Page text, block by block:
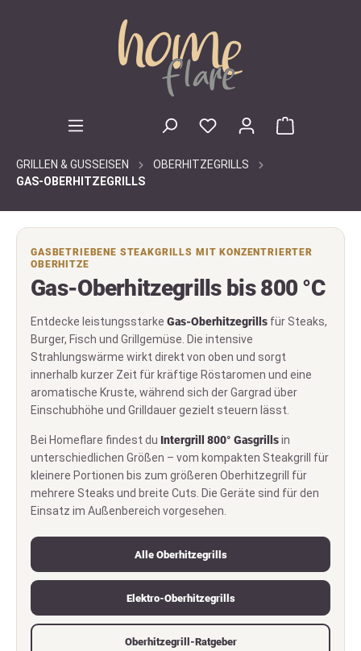
GRILLEN & GUSSEISEN
OBERHITZEGRILLS
GAS-OBERHITZEGRILLS
GASBETRIEBENE STEAKGRILLS MIT KONZENTRIERTER
OBERHITZE
Gas-Oberhitzegrills bis 800 °C
Entdecke leistungsstarke Gas-Oberhitzegrills für Steaks,
Burger, Fisch und Grillgemüse. Die intensive
Strahlungswärme wirkt direkt von oben und sorgt
innerhalb kurzer Zeit für kräftige Röstaromen und eine
aromatische Kruste, während sich der Gargrad über
Einschubhöhe und Grilldauer gezielt steuern lässt.
Bei Homeflare findest du Intergrill 800° Gasgrillsin
unterschiedlichen Größen – vom kompakten Steakgrill für
kleinere Portionen bis zum größeren Oberhitzegrill für
mehrere Steaks und breite Cuts. Die Geräte sind für den
Einsatz im Außenbereich vorgesehen.
Alle Oberhitzegrills
Elektro-Oberhitzegrills
Oberhitzegrill-Ratgeber